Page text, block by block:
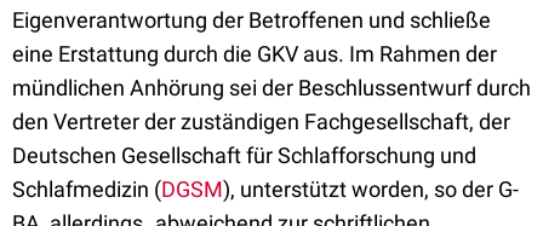
Eigenverantwortung der Betroffenen und schließe
eine Erstattung durch die GKV aus. Im Rahmen der
mündlichen Anhörung sei der Beschlussentwurf durch
den Vertreter der zuständigen Fachgesellschaft, der
Deutschen Gesellschaft für Schlafforschung und
Schlafmedizin (DGSM), unterstützt worden, so der G-